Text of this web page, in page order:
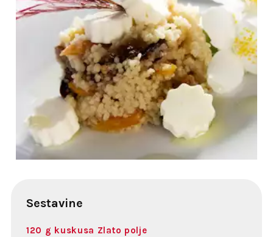
Sestavine
120 g kuskusa Zlato polje